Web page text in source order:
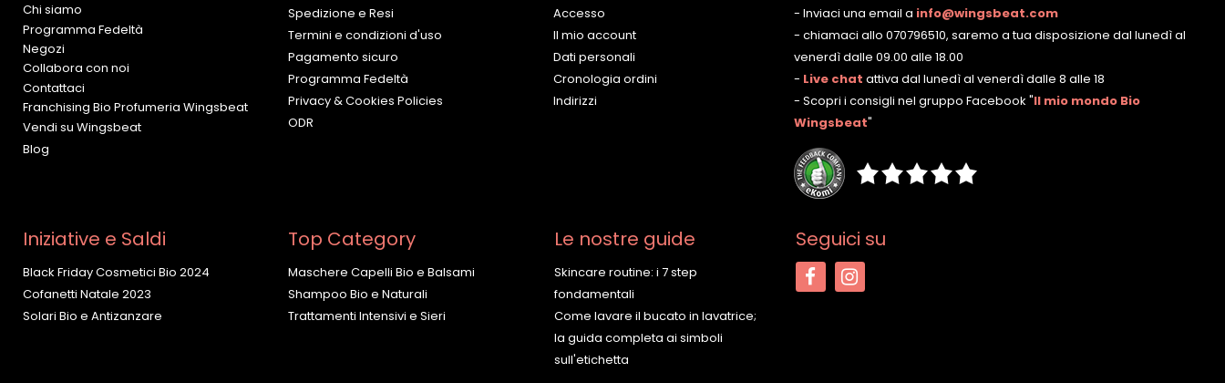
Chi siamo
Programma Fedeltà
Negozi
Collabora con noi
Contattaci
Franchising Bio Profumeria Wingsbeat
Vendi su Wingsbeat
Blog
Spedizione e Resi
Termini e condizioni d'uso
Pagamento sicuro
Programma Fedeltà
Privacy & Cookies Policies
ODR
Accesso
Il mio account
Dati personali
Cronologia ordini
Indirizzi
- Inviaci una email a info@wingsbeat.com
- chiamaci allo 070796510, saremo a tua disposizione dal lunedì al
venerdì dalle 09.00 alle 18.00
- Live chat attiva dal lunedì al venerdì dalle 8 alle 18
- Scopri i consigli nel gruppo Facebook"Il mio mondo Bio
Wingsbeat"
Iniziative e Saldi
Black Friday Cosmetici Bio 2024
Cofanetti Natale 2023
Solari Bio e Antizanzare
Top Category
Maschere Capelli Bio e Balsami
Shampoo Bio e Naturali
Trattamenti Intensivi e Sieri
Le nostre guide
Skincare routine: i 7 step
fondamentali
Come lavare il bucato in lavatrice;
la guida completa ai simboli
sull'etichetta
Seguici su